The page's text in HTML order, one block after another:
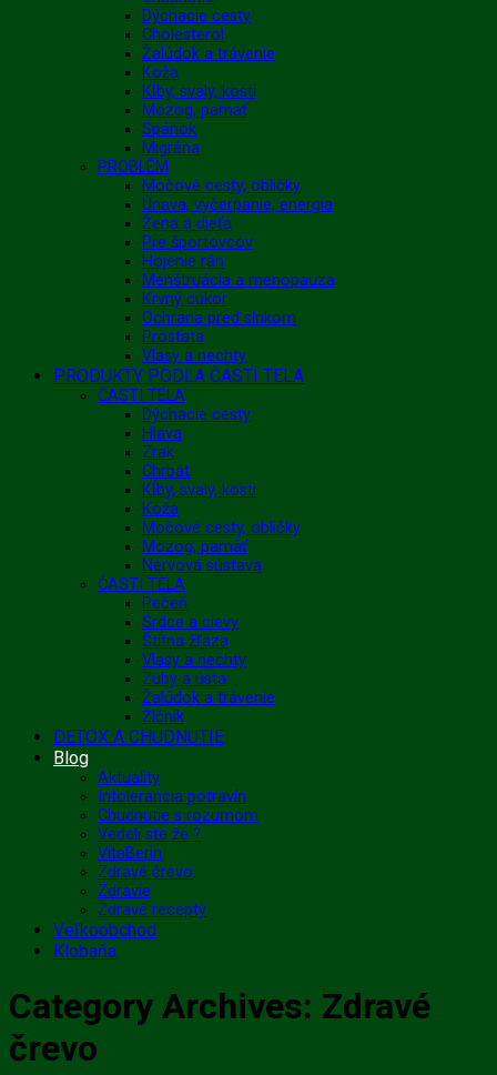
Dýchacie cesty
Cholesterol
Žalúdok a trávenie
Koža
Kĺby, svaly, kosti
Mozog, pamäť
Spánok
Migréna
PROBLÉM
Močové cesty, obličky
Únava, vyčerpanie, energia
Žena a dieťa
Pre športovcov
Hojenie rán
Menštruácia a menopauza
Krvný cukor
Ochrana pred slnkom
Prostata
Vlasy a nechty
PRODUKTY PODĽA ČASTI TELA
ČASTI TELA
Dýchacie cesty
Hlava
Zrak
Chrbát
Kĺby, svaly, kosti
Koža
Močové cesty, obličky
Mozog, pamäť
Nervová sústava
ČASTI TELA
Pečeň
Srdce a cievy
Štítna žľaza
Vlasy a nechty
Zuby a ústa
Žalúdok a trávenie
Žlčník
DETOX A CHUDNUTIE
Blog
Aktuality
Intolerancia potravín
Chudnutie s rozumom
Vedeli ste že ?
VitaBerin
Zdravé črevo
Zdravie
Zdravé recepty
Veľkoobchod
Klobaňa
Category Archives: Zdravé
črevo